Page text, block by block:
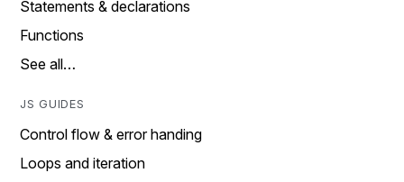
Statements & declarations
Functions
See all…
JS GUIDES
Control flow & error handing
Loops and iteration